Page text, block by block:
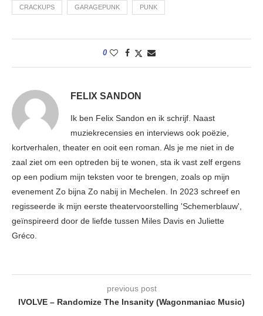
CRACKUPS GARAGEPUNK PUNK
0
FELIX SANDON
Ik ben Felix Sandon en ik schrijf. Naast
muziekrecensies en interviews ook poëzie,
kortverhalen, theater en ooit een roman. Als je me niet in de
zaal ziet om een optreden bij te wonen, sta ik vast zelf ergens
op een podium mijn teksten voor te brengen, zoals op mijn
evenement Zo bijna Zo nabij in Mechelen. In 2023 schreef en
regisseerde ik mijn eerste theatervoorstelling 'Schemerblauw',
geïnspireerd door de liefde tussen Miles Davis en Juliette
Gréco.
previous post
IVOLVE – Randomize The Insanity (Wagonmaniac Music)